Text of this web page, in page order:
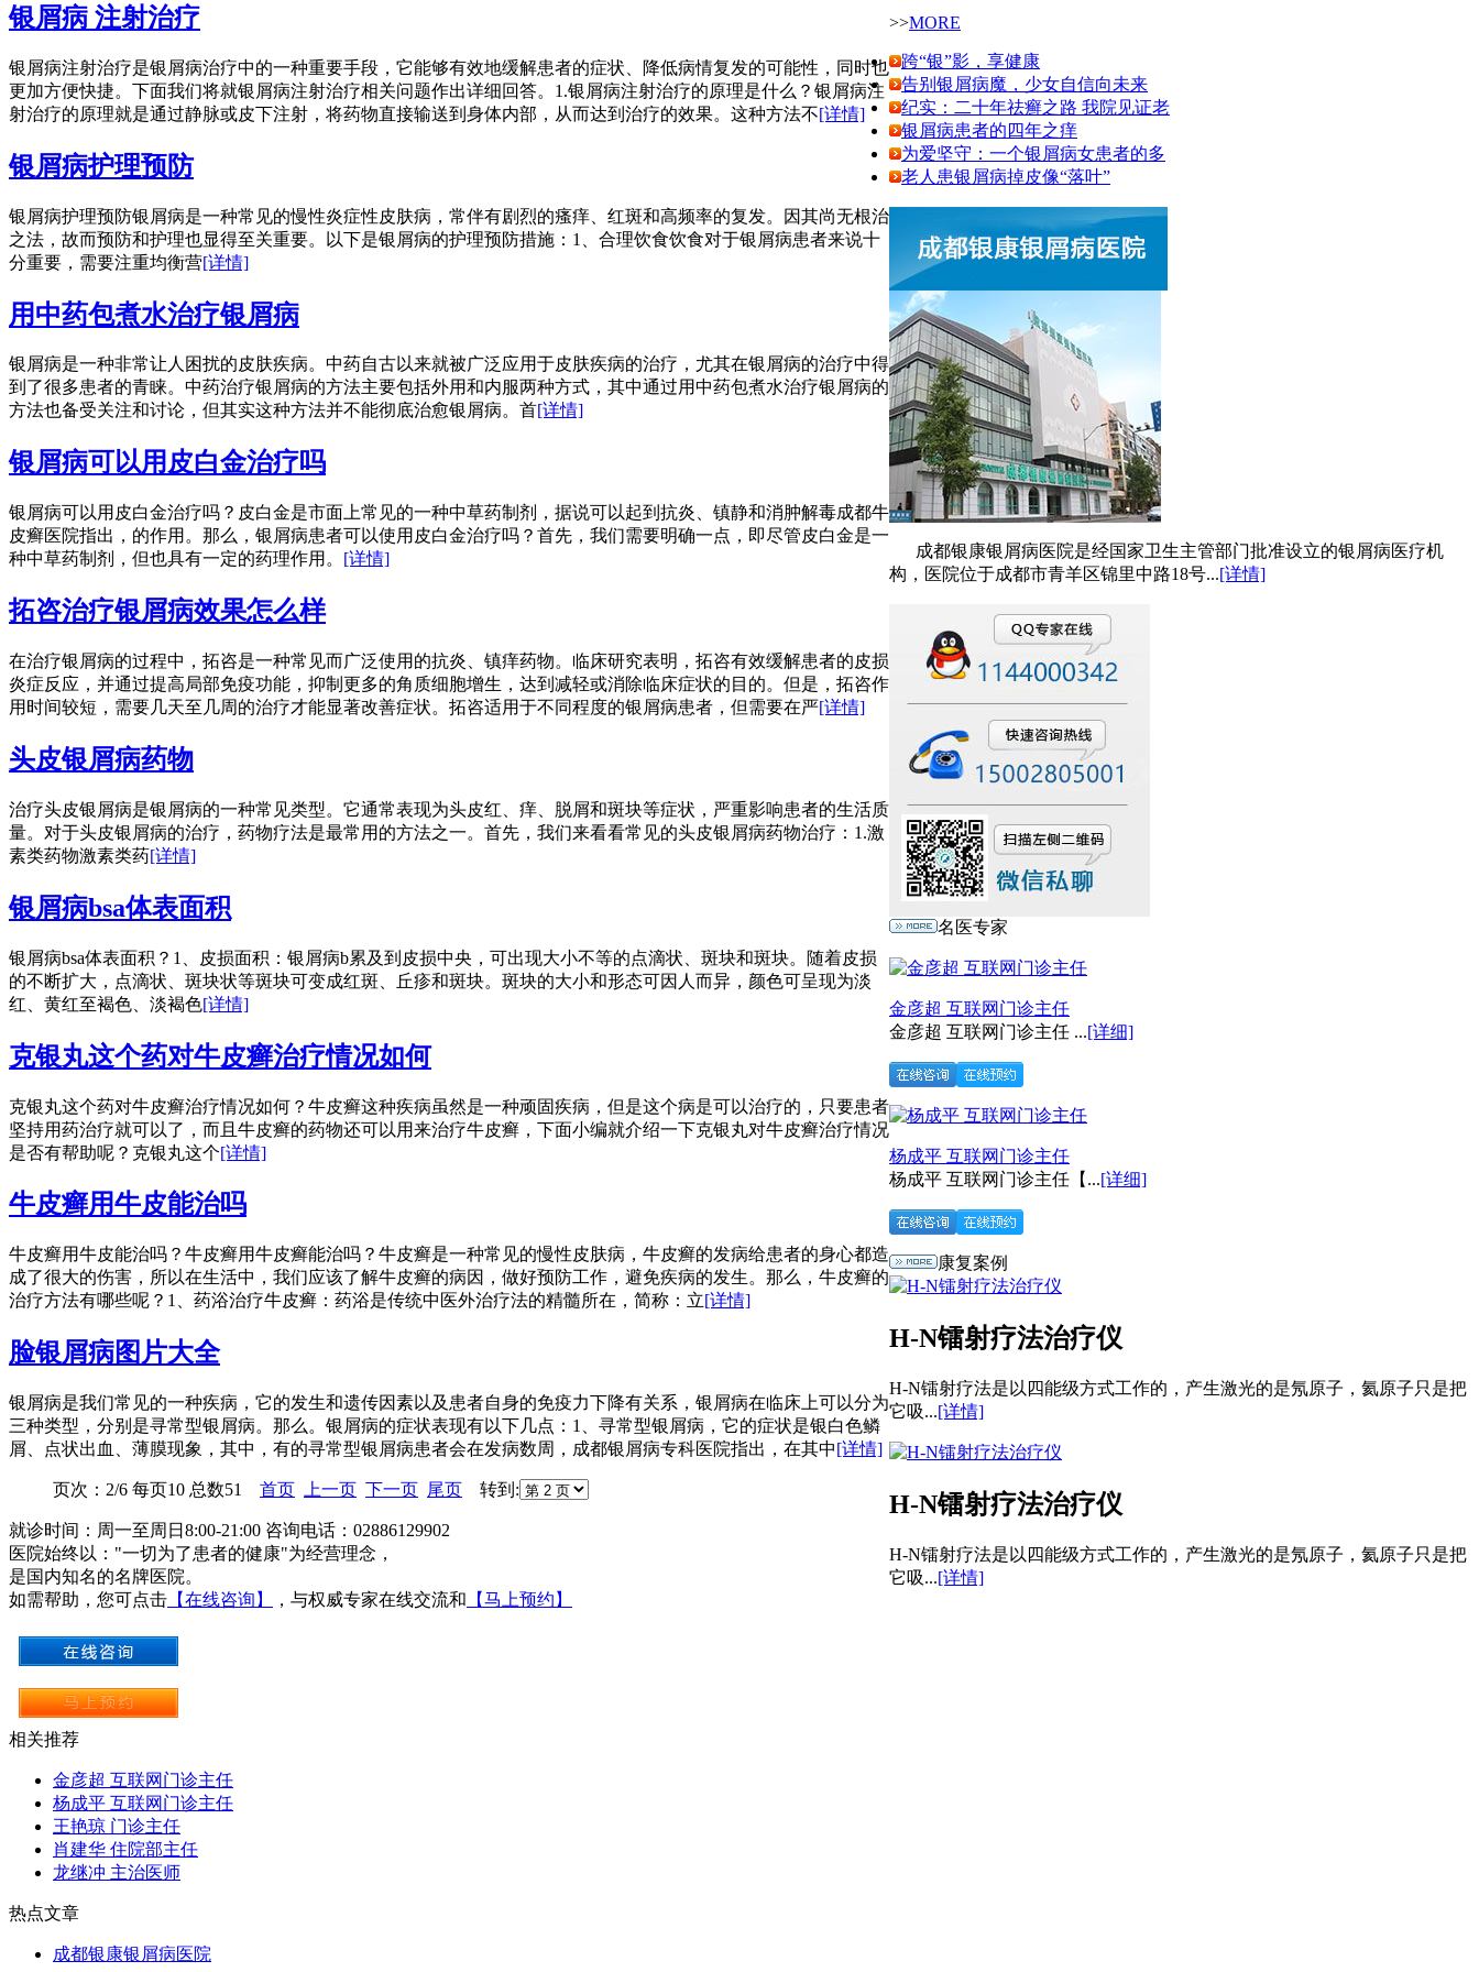
银屑病 注射治疗
银屑病注射治疗是银屑病治疗中的一种重要手段，它能够有效地缓解患者的症状、降低病情复发的可能性，同时也
更加方便快捷。下面我们将就银屑病注射治疗相关问题作出详细回答。1.银屑病注射治疗的原理是什么？银屑病注
射治疗的原理就是通过静脉或皮下注射，将药物直接输送到身体内部，从而达到治疗的效果。这种方法不[详情]
银屑病护理预防
银屑病护理预防银屑病是一种常见的慢性炎症性皮肤病，常伴有剧烈的瘙痒、红斑和高频率的复发。因其尚无根治
之法，故而预防和护理也显得至关重要。以下是银屑病的护理预防措施：1、合理饮食饮食对于银屑病患者来说十
分重要，需要注重均衡营[详情]
用中药包煮水治疗银屑病
银屑病是一种非常让人困扰的皮肤疾病。中药自古以来就被广泛应用于皮肤疾病的治疗，尤其在银屑病的治疗中得
到了很多患者的青睐。中药治疗银屑病的方法主要包括外用和内服两种方式，其中通过用中药包煮水治疗银屑病的
方法也备受关注和讨论，但其实这种方法并不能彻底治愈银屑病。首[详情]
银屑病可以用皮白金治疗吗
银屑病可以用皮白金治疗吗？皮白金是市面上常见的一种中草药制剂，据说可以起到抗炎、镇静和消肿解毒成都牛
皮癣医院指出，的作用。那么，银屑病患者可以使用皮白金治疗吗？首先，我们需要明确一点，即尽管皮白金是一
种中草药制剂，但也具有一定的药理作用。 [详情]
拓咨治疗银屑病效果怎么样
在治疗银屑病的过程中，拓咨是一种常见而广泛使用的抗炎、镇痒药物。临床研究表明，拓咨有效缓解患者的皮损
炎症反应，并通过提高局部免疫功能，抑制更多的角质细胞增生，达到减轻或消除临床症状的目的。但是，拓咨作
用时间较短，需要几天至几周的治疗才能显著改善症状。拓咨适用于不同程度的银屑病患者，但需要在严[详情]
头皮银屑病药物
治疗头皮银屑病是银屑病的一种常见类型。它通常表现为头皮红、痒、脱屑和斑块等症状，严重影响患者的生活质
量。对于头皮银屑病的治疗，药物疗法是最常用的方法之一。首先，我们来看看常见的头皮银屑病药物治疗：1.激
素类药物激素类药[详情]
银屑病bsa体表面积
银屑病bsa体表面积？1、皮损面积：银屑病b累及到皮损中央，可出现大小不等的点滴状、斑块和斑块。随着皮损
的不断扩大，点滴状、斑块状等斑块可变成红斑、丘疹和斑块。斑块的大小和形态可因人而异，颜色可呈现为淡
红、黄红至褐色、淡褐色[详情]
克银丸这个药对牛皮癣治疗情况如何
克银丸这个药对牛皮癣治疗情况如何？牛皮癣这种疾病虽然是一种顽固疾病，但是这个病是可以治疗的，只要患者
坚持用药治疗就可以了，而且牛皮癣的药物还可以用来治疗牛皮癣，下面小编就介绍一下克银丸对牛皮癣治疗情况
是否有帮助呢？克银丸这个[详情]
牛皮癣用牛皮能治吗
牛皮癣用牛皮能治吗？牛皮癣用牛皮癣能治吗？牛皮癣是一种常见的慢性皮肤病，牛皮癣的发病给患者的身心都造
成了很大的伤害，所以在生活中，我们应该了解牛皮癣的病因，做好预防工作，避免疾病的发生。那么，牛皮癣的
治疗方法有哪些呢？1、药浴治疗牛皮癣：药浴是传统中医外治疗法的精髓所在，简称：立[详情]
脸银屑病图片大全
银屑病是我们常见的一种疾病，它的发生和遗传因素以及患者自身的免疫力下降有关系，银屑病在临床上可以分为
三种类型，分别是寻常型银屑病。那么。银屑病的症状表现有以下几点：1、寻常型银屑病，它的症状是银白色鳞
屑、点状出血、薄膜现象，其中，有的寻常型银屑病患者会在发病数周，成都银屑病专科医院指出，在其中[详情]
页次：2/6 每页10 总数51 首页 上一页 下一页 尾页 转到:
就诊时间：周一至周日8:00-21:00 咨询电话：02886129902
医院始终以："一切为了患者的健康"为经营理念，
是国内知名的名牌医院。
如需帮助，您可点击 【在线咨询】 ，与权威专家在线交流和 【马上预约】
相关推荐
金彦超 互联网门诊主任
杨成平 互联网门诊主任
王艳琼 门诊主任
肖建华 住院部主任
龙继冲 主治医师
热点文章
成都银康银屑病医院
>>MORE
跨“银”影，享健康
告别银屑病魔，少女自信向未来
纪实：二十年祛癣之路 我院见证老
银屑病患者的四年之痒
为爱坚守：一个银屑病女患者的多
老人患银屑病掉皮像“落叶”
成都银康银屑病医院是经国家卫生主管部门批准设立的银屑病医疗机
构，医院位于成都市青羊区锦里中路18号...[详情]
名医专家
金彦超 互联网门诊主任
金彦超 互联网门诊主任 ...[详细]
杨成平 互联网门诊主任
杨成平 互联网门诊主任【...[详细]
康复案例
H-N镭射疗法治疗仪
H-N镭射疗法是以四能级方式工作的，产生激光的是氖原子，氦原子只是把
它吸...[详情]
H-N镭射疗法治疗仪
H-N镭射疗法是以四能级方式工作的，产生激光的是氖原子，氦原子只是把
它吸...[详情]